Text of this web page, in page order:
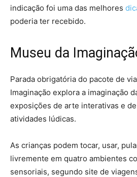
indicação foi uma das melhores
poderia ter recebido.
Museu da
Parada obrigatória do pacote de
Imaginação explora a imaginação
exposições de arte interativas e
atividades lúdicas.
As crianças podem tocar, usar,
livremente em quatro ambientes
sensoriais, segundo site de